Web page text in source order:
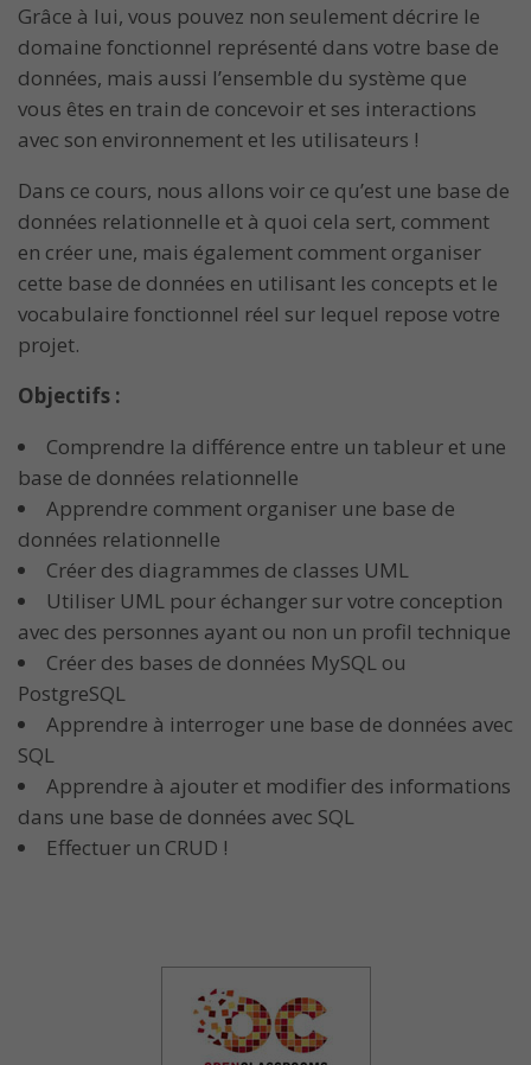
Grâce à lui, vous pouvez non seulement décrire le
domaine fonctionnel représenté dans votre base de
données, mais aussi l’ensemble du système que
vous êtes en train de concevoir et ses interactions
avec son environnement et les utilisateurs !
Dans ce cours, nous allons voir ce qu’est une base de
données relationnelle et à quoi cela sert, comment
en créer une, mais également comment organiser
cette base de données en utilisant les concepts et le
vocabulaire fonctionnel réel sur lequel repose votre
projet.
Objectifs :
Comprendre la différence entre un tableur et une
base de données relationnelle
Apprendre comment organiser une base de
données relationnelle
Créer des diagrammes de classes UML
Utiliser UML pour échanger sur votre conception
avec des personnes ayant ou non un profil technique
Créer des bases de données MySQL ou
PostgreSQL
Apprendre à interroger une base de données avec
SQL
Apprendre à ajouter et modifier des informations
dans une base de données avec SQL
Effectuer un CRUD !